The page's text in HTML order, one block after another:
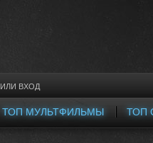
ИЛИ ВХОД
ТОП
ТОП МУЛЬТФИЛЬМЫ